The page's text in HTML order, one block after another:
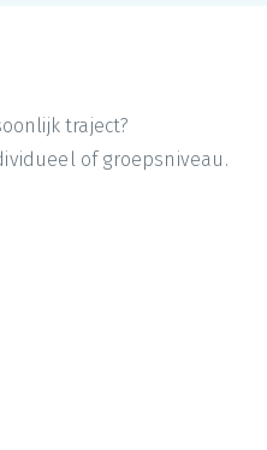
traject?
of groepsniveau.